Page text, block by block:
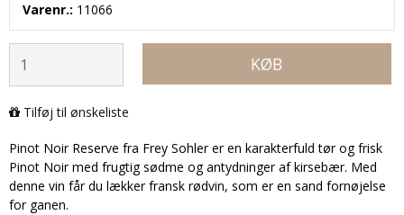
Varenr.: 11066
KØB
Tilføj til ønskeliste
Pinot Noir Reserve fra Frey Sohler er en karakterfuld tør og frisk
Pinot Noir med frugtig sødme og antydninger af kirsebær. Med
denne vin får du lækker fransk rødvin, som er en sand fornøjelse
for ganen.